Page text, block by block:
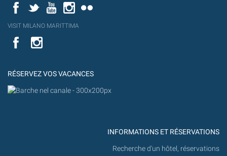
FacebookTwitterYouTubeInstagram
YouT
VISIT MILANO MARITTIMA
Flick
VISIT
MILANO
YouTube
RÉSERVEZ VOS VACANCES
INFORMATIONS ET RÉSERVATIONS
Recherche d'un hôtel, réservations